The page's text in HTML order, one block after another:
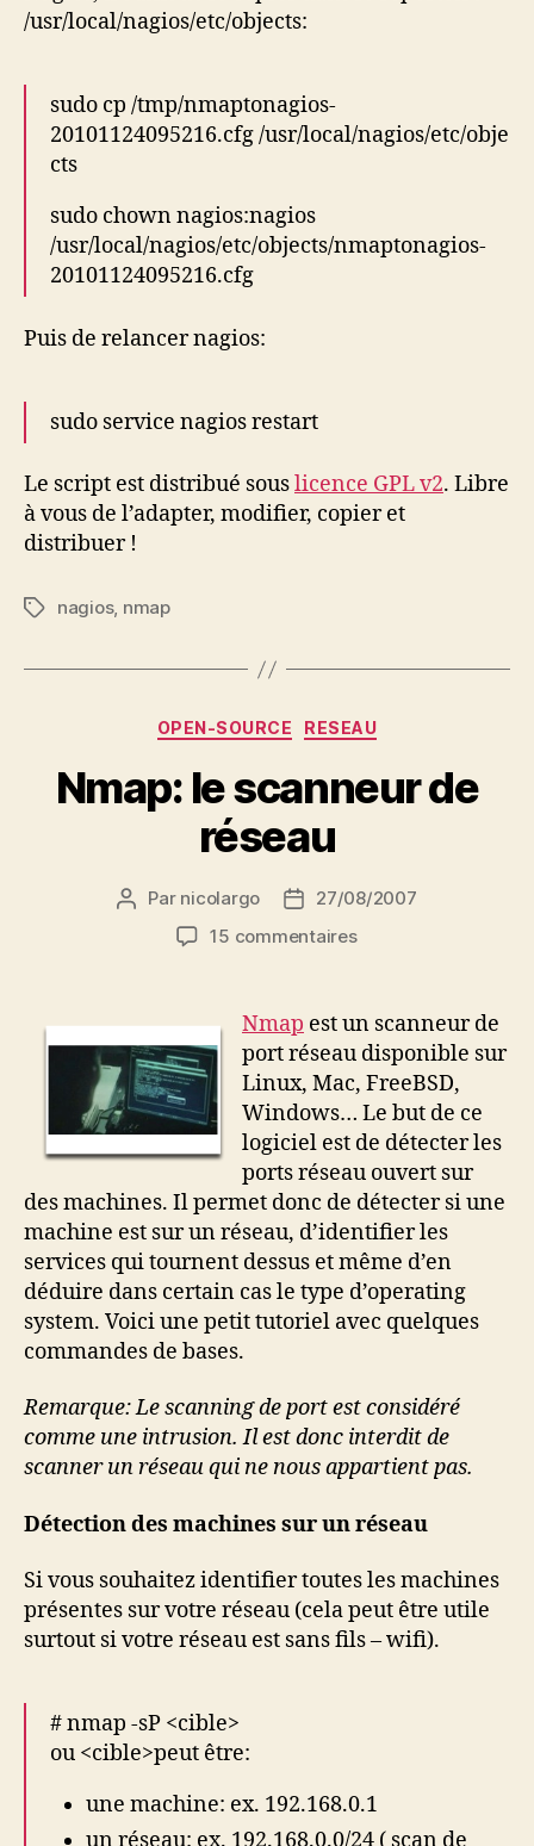
/usr/local/nagios/etc/objects:
sudo cp /tmp/nmaptonagios-
20101124095216.cfg /usr/local/nagios/etc/obje
cts
sudo chown nagios:nagios
/usr/local/nagios/etc/objects/nmaptonagios-
20101124095216.cfg
Puis de relancer nagios:
sudo service nagios restart
Le script est distribué souslicence GPL v2. Libre
à vous de l’adapter, modifier, copier et
distribuer !
Étiquettes
nagios, nmap
Catégories
OPEN-SOURCE RESEAU
Nmap: le scanneur de
réseau
Auteur
l’article
Par nicolargo
Date27/08/2007
15 commentairessur
de
réseau
Nmap est un scanneur de
port réseau disponible sur
Linux, Mac, FreeBSD,
Windows… Le but de ce
logiciel est de détecter les
ports réseau ouvert sur
des machines. Il permet donc de détecter si une
machine est sur un réseau, d’identifier les
services qui tournent dessus et même d’en
déduire dans certain cas le type d’operating
system. Voici une petit tutoriel avec quelques
commandes de bases.
Remarque: Le scanning de port est considéré
comme une intrusion. Il est donc interdit de
scanner un réseau qui ne nous appartient pas.
Détection des machines sur un réseau
Si vous souhaitez identifier toutes les machines
présentes sur votre réseau (cela peut être utile
surtout si votre réseau est sans fils – wifi).
# nmap -sP <cible>
ou <cible>peut être:
une machine: ex. 192.168.0.1